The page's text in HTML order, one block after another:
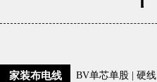
家装布电线 BV单芯单股 | 硬线